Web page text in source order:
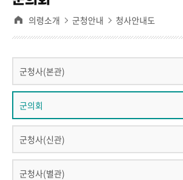
의령소개 군청안내 청사안내도
군청사(본관)
군의회
군청사(신관)
군청사(별관)